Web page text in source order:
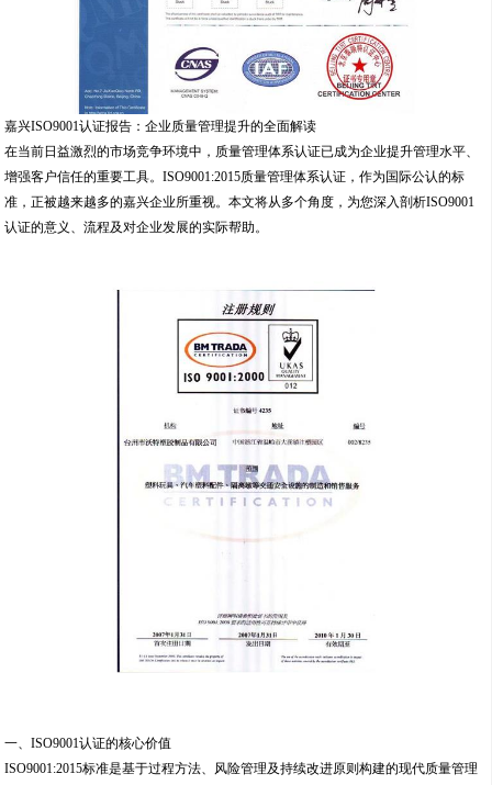
嘉兴ISO9001认证报告：企业质量管理提升的全面解读
在当前日益激烈的市场竞争环境中，质量管理体系认证已成为企业提升管理水平、
增强客户信任的重要工具。ISO9001:2015质量管理体系认证，作为国际公认的标
准，正被越来越多的嘉兴企业所重视。本文将从多个角度，为您深入剖析ISO9001
认证的意义、流程及对企业发展的实际帮助。
一、ISO9001认证的核心价值
ISO9001:2015标准是基于过程方法、风险管理及持续改进原则构建的现代质量管理